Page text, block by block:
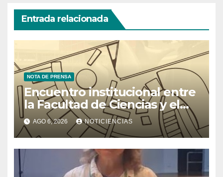
Entrada relacionada
NOTA DE PRENSA
Encuentro institucional entre
la Facultad de Ciencias y el
Ministerio de Ciencia y
Tecnología
AGO 6, 2026 NOTICIENCIAS